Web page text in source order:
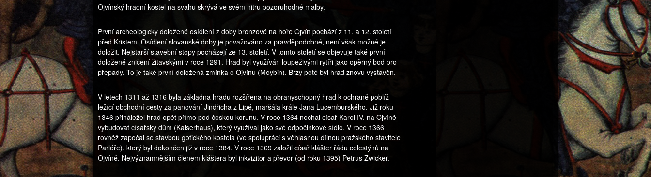
Ojvínský hradní kostel na svahu skrývá ve svém nitru pozoruhodné malby.
První archeologicky doložené osídlení z doby bronzové na hoře Ojvín pochází z 11. a 12. století
před Kristem. Osídlení slovanské doby je považováno za pravděpodobné, není však možné je
doložit. Nejstarší stavební stopy pocházejí ze 13. století. V tomto století se objevuje také první
doložené zničení žitavskými v roce 1291. Hrad byl využíván loupeživými rytíři jako opěrný bod pro
přepady. To je také první doložená zmínka o Ojvínu (Moybin). Brzy poté byl hrad znovu vystavěn.
V letech 1311 až 1316 byla základna hradu rozšířena na obranyschopný hrad k ochraně poblíž
ležící obchodní cesty za panování Jindřicha z Lipé, maršála krále Jana Lucemburského. Již roku
1346 přináležel hrad opět přímo pod českou korunu. V roce 1364 nechal císař Karel IV. na Ojvíně
vybudovat císařský dům (Kaiserhaus), který využíval jako své odpočinkové sídlo. V roce 1366
rovněž započal se stavbou gotického kostela (ve spolupráci s věhlasnou dílnou pražského stavitele
Parléře), který byl dokončen již v roce 1384. V roce 1369 založil císař klášter řádu celestýnů na
Ojvíně. Nejvýznamnějším členem kláštera byl inkvizitor a převor (od roku 1395) Petrus Zwicker.